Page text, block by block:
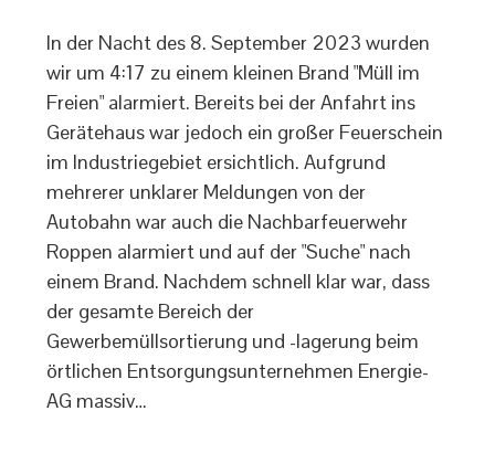
In der Nacht des 8. September 2023 wurden
wir um 4:17 zu einem kleinen Brand "Müll im
Freien" alarmiert. Bereits bei der Anfahrt ins
Gerätehaus war jedoch ein großer Feuerschein
im Industriegebiet ersichtlich. Aufgrund
mehrerer unklarer Meldungen von der
Autobahn war auch die Nachbarfeuerwehr
Roppen alarmiert und auf der "Suche" nach
einem Brand. Nachdem schnell klar war, dass
der gesamte Bereich der
Gewerbemüllsortierung und -lagerung beim
örtlichen Entsorgungsunternehmen Energie-
AG massiv…